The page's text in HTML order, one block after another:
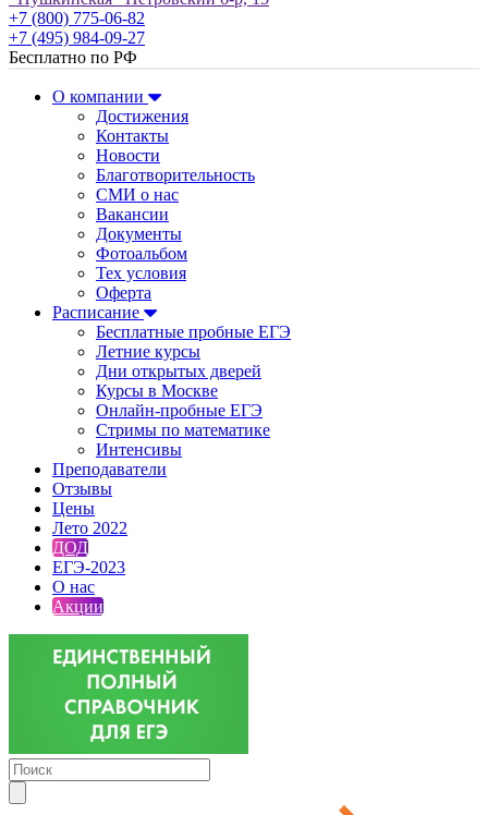
+7 (800) 775-06-82
+7 (495) 984-09-27
Бесплатно по РФ
О компании
Достижения
Контакты
Новости
Благотворительность
СМИ о нас
Вакансии
Документы
Фотоальбом
Тех условия
Оферта
Расписание
Бесплатные пробные ЕГЭ
Летние курсы
Дни открытых дверей
Курсы в Москве
Онлайн-пробные ЕГЭ
Стримы по математике
Интенсивы
Преподаватели
Отзывы
Цены
Лето 2022
ДОД
ЕГЭ-2023
О нас
Акции